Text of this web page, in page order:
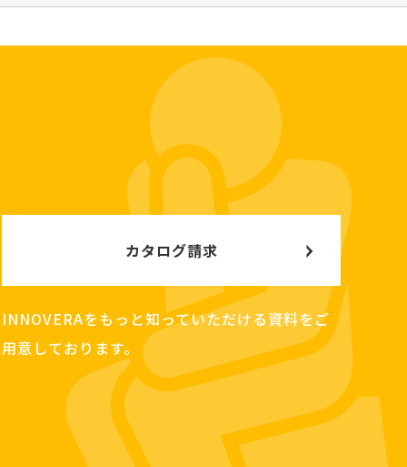
カタログ請求
INNOVERAをもっと知っていただける資料をご
用意しております。